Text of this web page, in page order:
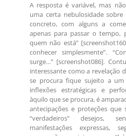
A resposta é variável, mas
uma certa nebulosidade
concreto, com alguns a
apenas para passar o tempo,
quem não está”
conhecer simplesmente”.
surge…” [screenshot086].
interessante como a revelação
se procura fique sujeito a
inflexões estratégicas e
àquilo que se procura, é
antecipações e proteções que
“verdadeiros” desejos,
manifestações expressas,